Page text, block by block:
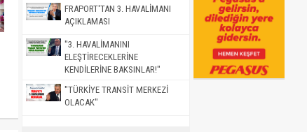
FRAPORT'TAN 3. HAVALİMANI
AÇIKLAMASI
"3. HAVALİMANINI
ELEŞTİRECEKLERİNE
KENDİLERİNE BAKSINLAR!"
"TÜRKİYE TRANSİT MERKEZİ
OLACAK"